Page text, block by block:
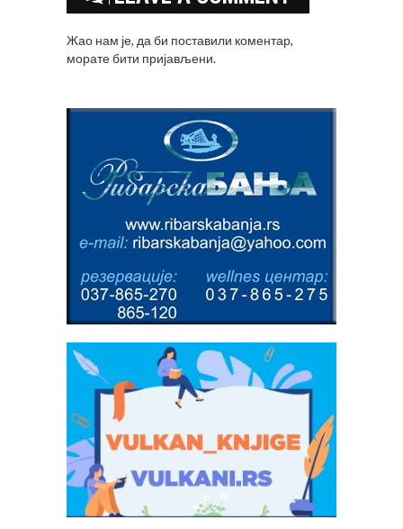
Жао нам је, да би поставили коментар,
моратебити пријављени.